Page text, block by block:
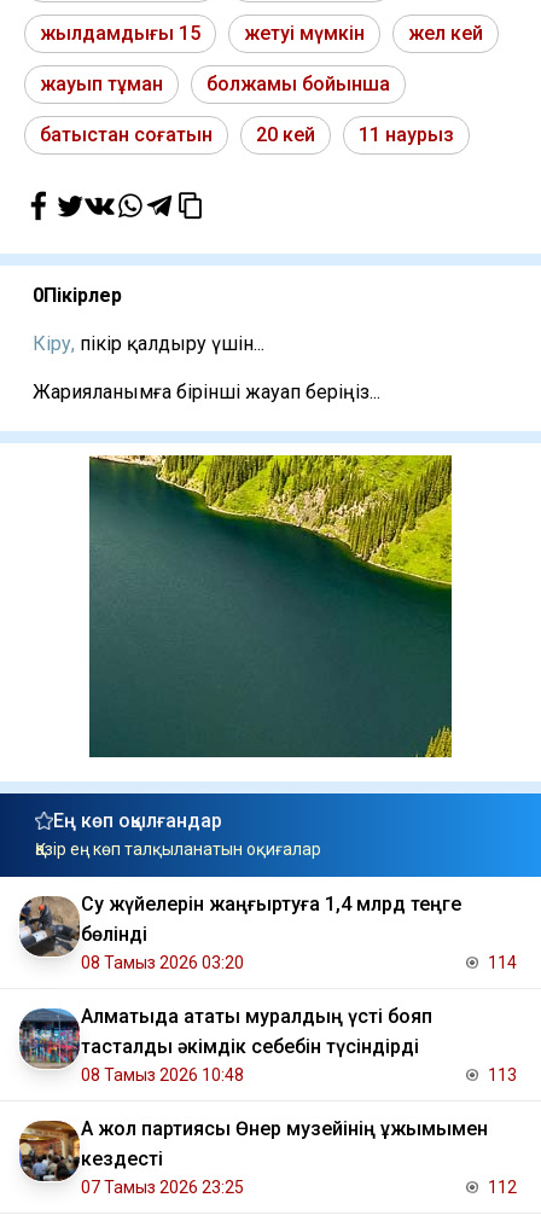
жылдамдығы 15 жетуі мүмкін жел кей
жауып тұман болжамы бойынша
батыстан соғатын 20 кей 11 наурыз
0Пікірлер
Кіру, пікір қалдыру үшін...
Жарияланымға бірінші жауап беріңіз...
Ең көп оқылғандар
Қазір ең көп талқыланатын оқиғалар
Су жүйелерін жаңғыртуға 1,4 млрд теңге
бөлінді
08 Тамыз 2026 03:20 114
Алматыда атақты муралдың үсті бояп
тасталды әкімдік себебін түсіндірді
08 Тамыз 2026 10:48 113
Ақ жол партиясы Өнер музейінің ұжымымен
кездесті
07 Тамыз 2026 23:25 112